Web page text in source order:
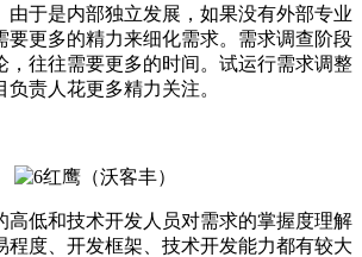
由于是内部独立发展，如果没有外部专业
要更多的精力来细化需求。需求调查阶段
，往往需要更多的时间。试运行需求调整
责人花更多精力关注。
低和技术开发人员对需求的掌握度理解
程度、开发框架、技术开发能力都有较大